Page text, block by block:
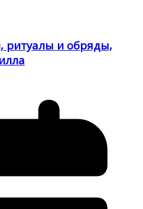
ритуалы и обряды,